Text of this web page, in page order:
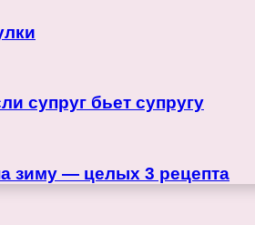
супруг бьет супругу
зиму — целых 3 рецепта